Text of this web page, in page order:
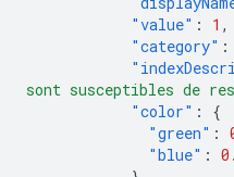
"value" : 1 ,
"category" :
sont susceptibles de
"color" :
{
"green" :
"blue" :